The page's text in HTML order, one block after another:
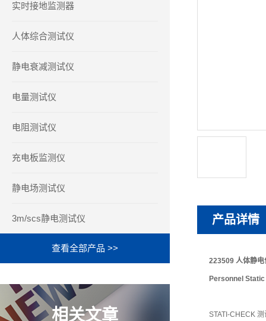
实时接地监测器
人体综合测试仪
静电衰减测试仪
电量测试仪
电阻测试仪
充电板监测仪
静电场测试仪
3m/scs静电测试仪
查看全部产品 >>
相关文章
产品详情
223509 人体静电
Personnel
STATI-CHECK